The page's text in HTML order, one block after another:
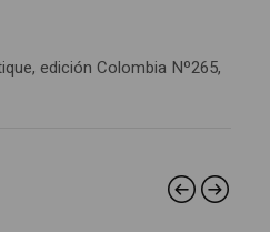
edición Colombia Nº265,